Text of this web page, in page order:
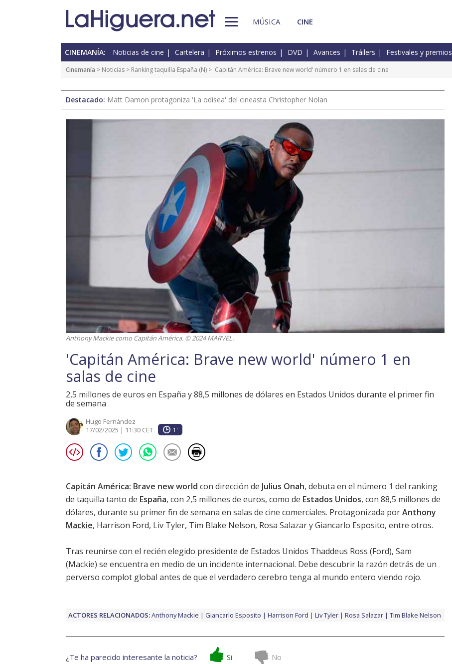
MÚSICA CINE
CINEMANÍA: Noticias de cine Cartelera Próximos estrenos DVD Avances Tráilers Festivales y premios
Cinemanía > Noticias > Ranking taquilla España (N) > 'Capitán América: Brave new world' número 1 en salas de cine
Destacado: Matt Damon protagoniza 'La odisea' del cineasta Christopher Nolan
Anthony Mackie como Capitán América. © 2024 MARVEL.
'Capitán América: Brave new world' número 1 en
salas de cine
2,5 millones de euros en España y 88,5 millones de dólares en Estados Unidos durante el primer fin
de semana
Hugo Fernández
17/02/2025 | 11:30 CET
1'
Capitán América: Brave new world con dirección de Julius Onah, debuta en el número 1 del ranking
de taquilla tanto de España, con 2,5 millones de euros, como de Estados Unidos, con 88,5 millones de
dólares, durante su primer fin de semana en salas de cine comerciales. Protagonizada porAnthony
Mackie, Harrison Ford, Liv Tyler, Tim Blake Nelson, Rosa SalazaryGiancarlo Esposito, entre otros.
Tras reunirse con el recién elegido presidente de Estados Unidos Thaddeus Ross (Ford), Sam
(Mackie) se encuentra en medio de un incidente internacional. Debe descubrir la razón detrás de un
perverso complot global antes de que el verdadero cerebro tenga al mundo entero viendo rojo.
ACTORES RELACIONADOS:Anthony Mackie Giancarlo Esposito Harrison Ford Liv Tyler Rosa Salazar Tim Blake Nelson
¿Te ha parecido interesante la noticia? Si No